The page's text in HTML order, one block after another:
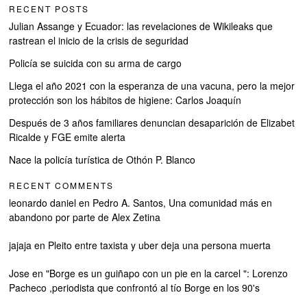
RECENT POSTS
Julian Assange y Ecuador: las revelaciones de Wikileaks que
rastrean el inicio de la crisis de seguridad
Policía se suicida con su arma de cargo
Llega el año 2021 con la esperanza de una vacuna, pero la mejor
protección son los hábitos de higiene: Carlos Joaquín
Después de 3 años familiares denuncian desaparición de Elizabet
Ricalde y FGE emite alerta
Nace la policía turística de Othón P. Blanco
RECENT COMMENTS
leonardo daniel en Pedro A. Santos, Una comunidad más en
abandono por parte de Alex Zetina
jajaja en Pleito entre taxista y uber deja una persona muerta
Jose en"Borge es un guiñapo con un pie en la carcel ": Lorenzo
Pacheco ,periodista que confrontó al tío Borge en los 90's